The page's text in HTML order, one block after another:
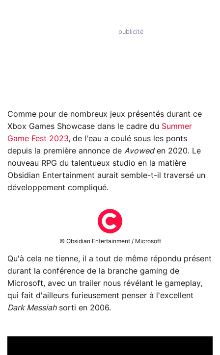
Comme pour de nombreux jeux présentés durant ce
Xbox Games Showcase dans le cadre du Summer
Game Fest 2023, de l'eau a coulé sous les ponts
depuis la première annonce de Avoweden 2020. Le
nouveau RPG du talentueux studio en la matière
Obsidian Entertainment aurait semble-t-il traversé un
développement compliqué.
© Obsidian Entertainment / Microsoft
Qu'à cela ne tienne, il a tout de même répondu présent
durant la conférence de la branche gaming de
Microsoft, avec un trailer nous révélant le gameplay,
qui fait d'ailleurs furieusement penser à l'excellent
Dark Messiahsorti en 2006.